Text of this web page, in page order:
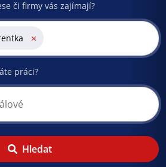
či firmy vás zajímají?
×
práci?
Hledat